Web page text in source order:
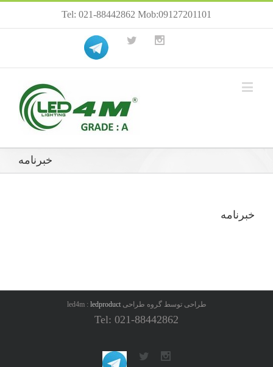
Tel: 021-88442862 Mob:09127201101
خبرنامه
خبرنامه
طراحی توسط گروه طراحی led4m :ledproduct
Tel: 021-88442862